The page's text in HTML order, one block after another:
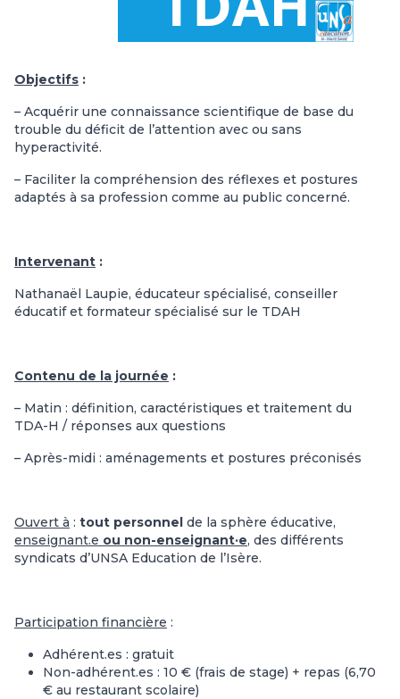
Objectifs :
– Acquérir une connaissance scientifique de base du
trouble du déficit de l’attention avec ou sans
hyperactivité.
– Faciliter la compréhension des réflexes et postures
adaptés à sa profession comme au public concerné.
Intervenant :
Nathanaël Laupie, éducateur spécialisé, conseiller
éducatif et formateur spécialisé sur le TDAH
Contenu de la journée :
– Matin : définition, caractéristiques et traitement du
TDA-H / réponses aux questions
– Après-midi : aménagements et postures préconisés
Ouvert à : tout personnel de la sphère éducative,
enseignant.e ou non-enseignant·e, des différents
syndicats d’UNSA Education de l’Isère.
Participation financière :
Adhérent.es : gratuit
Non-adhérent.es : 10 € (frais de stage) + repas (6,70
€ au restaurant scolaire)